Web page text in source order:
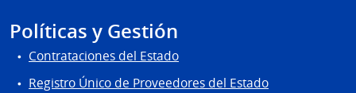
Políticas y Gestión
Contrataciones del Estado
Registro Único de Proveedores del Estado